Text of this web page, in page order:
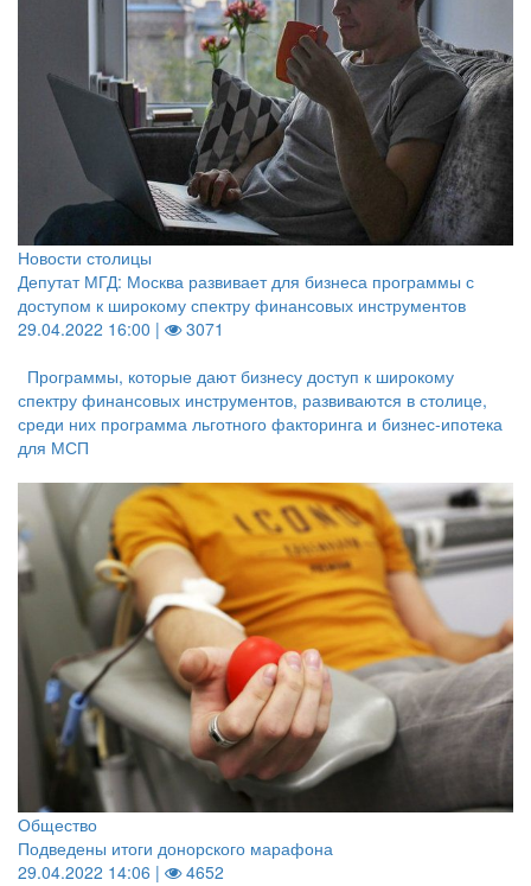
Новости столицы
Депутат МГД: Москва развивает для бизнеса программы с
доступом к широкому спектру финансовых инструментов
29.04.2022 16:00 |
3071
Программы, которые дают бизнесу доступ к широкому
спектру финансовых инструментов, развиваются в столице,
среди них программа льготного факторинга и бизнес-ипотека
для МСП
Общество
Подведены итоги донорского марафона
29.04.2022 14:06 |
4652